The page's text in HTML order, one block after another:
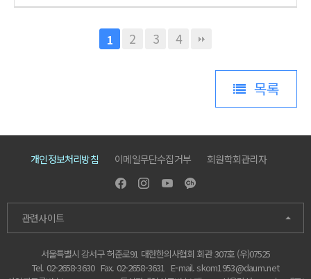
1 2 3 4
목록
개인정보처리방침 이메일무단수집거부 회원학회관리자
관련사이트
서울특별시 강서구 허준로91 대한한의사협회 회관 307호 (우)07525
Tel. 02-2658-3630 Fax. 02-2658-3631 E-mail. skom1953@daum.net